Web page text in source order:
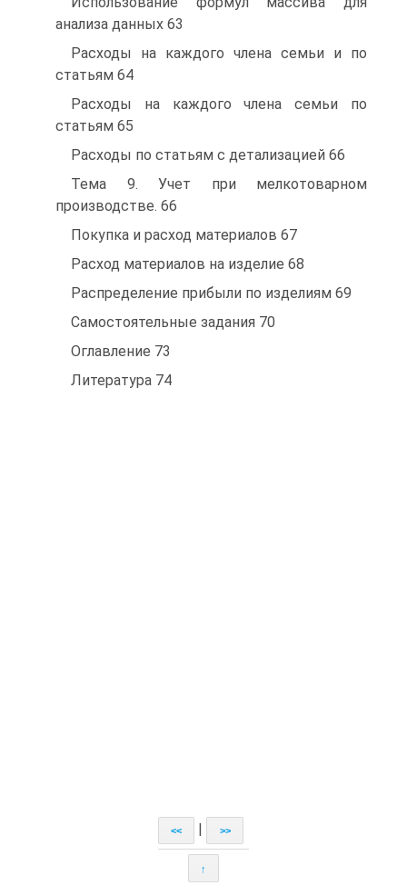
анализа данных 63
Расходы на каждого члена семьи и по
статьям 64
Расходы на каждого члена семьи по
статьям 65
Расходы по статьям с детализацией 66
Тема 9. Учет при мелкотоварном
производстве. 66
Покупка и расход материалов 67
Расход материалов на изделие 68
Распределение прибыли по изделиям 69
Самостоятельные задания 70
Оглавление 73
Литература 74
<< >>
↑